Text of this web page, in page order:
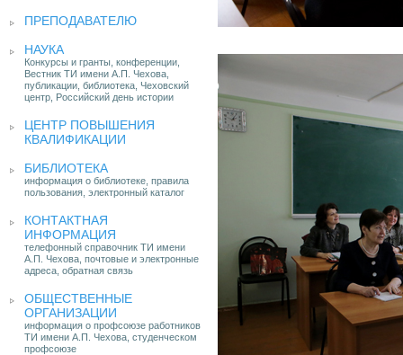
ПРЕПОДАВАТЕЛЮ
НАУКА
Конкурсы и гранты, конференции,
Вестник ТИ имени А.П. Чехова,
публикации, библиотека, Чеховский
центр, Российский день истории
ЦЕНТР ПОВЫШЕНИЯ
КВАЛИФИКАЦИИ
БИБЛИОТЕКА
информация о библиотеке, правила
пользования, электронный каталог
КОНТАКТНАЯ
ИНФОРМАЦИЯ
телефонный справочник ТИ имени
А.П. Чехова, почтовые и электронные
адреса, обратная связь
ОБЩЕСТВЕННЫЕ
ОРГАНИЗАЦИИ
информация о профсоюзе работников
ТИ имени А.П. Чехова, студенческом
профсоюзе